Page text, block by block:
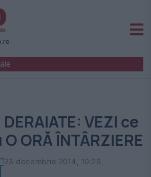
VEZI ce
ORĂ ÎNTÂRZIERE
23 decembrie 2014, 10:29